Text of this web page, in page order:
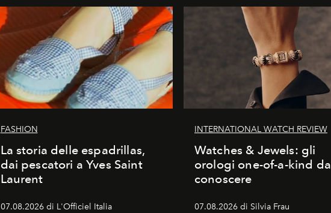
FASHION
La storia delle espadrillas,
dai pescatori a Yves Saint
Laurent
07.08.2026 di L'Officiel Italia
INTERNATIONAL WATCH REVIEW
Watches & Jewels: gli
orologi one-of-a-kind da
conoscere
07.08.2026 di Silvia Frau